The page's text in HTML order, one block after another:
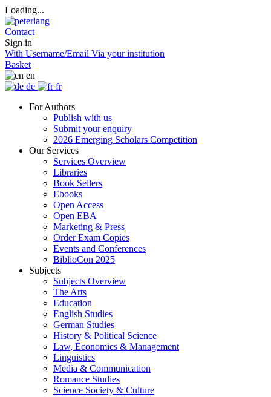
Loading...
Contact
Sign in
With Username/Email Via your institution
Basket
en
de
fr
For Authors
Publish with us
Submit your enquiry
2026 Emerging Scholars Competition
Our Services
Services Overview
Libraries
Book Sellers
Ebooks
Open Access
Open EBA
Marketing & Press
Order Exam Copies
Events and Conferences
BiblioCon 2025
Subjects
Subjects Overview
The Arts
Education
English Studies
German Studies
History & Political Science
Law, Economics & Management
Linguistics
Media & Communication
Romance Studies
Science Society & Culture